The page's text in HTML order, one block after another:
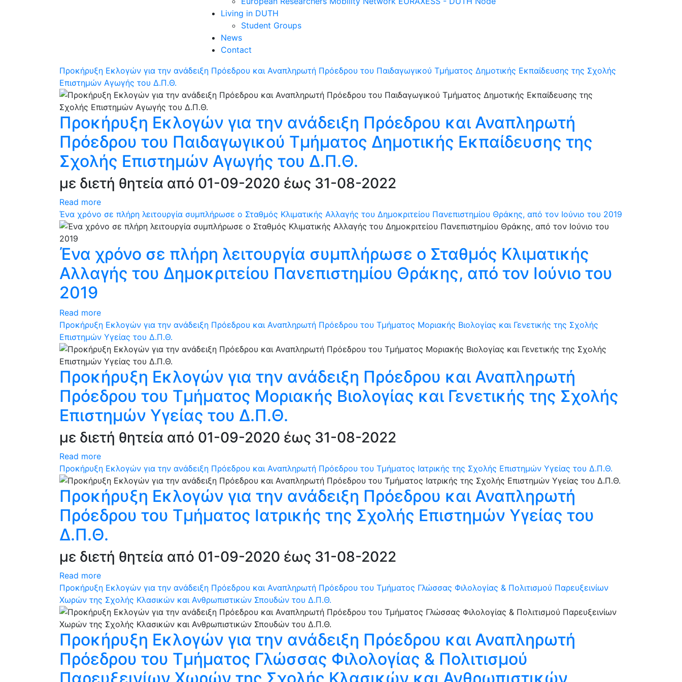
Living in DUTH
Student Groups
News
Contact
Προκήρυξη Εκλογών για την ανάδειξη Πρόεδρου και Αναπληρωτή Πρόεδρου του Παιδαγωγικού Τμήματος Δημοτικής Εκπαίδευσης της Σχολής
Επιστημών Αγωγής του Δ.Π.Θ.
Προκήρυξη Εκλογών για την ανάδειξη Πρόεδρου και Αναπληρωτή
Πρόεδρου του Παιδαγωγικού Τμήματος Δημοτικής Εκπαίδευσης της
Σχολής Επιστημών Αγωγής του Δ.Π.Θ.
με διετή θητεία από 01-09-2020 έως 31-08-2022
Read more
Ένα χρόνο σε πλήρη λειτουργία συμπλήρωσε ο Σταθμός Κλιματικής Αλλαγής του Δημοκριτείου Πανεπιστημίου Θράκης, από τον Ιούνιο του 2019
Ένα χρόνο σε πλήρη λειτουργία συμπλήρωσε ο Σταθμός Κλιματικής
Αλλαγής του Δημοκριτείου Πανεπιστημίου Θράκης, από τον Ιούνιο του
2019
Read more
Προκήρυξη Εκλογών για την ανάδειξη Πρόεδρου και Αναπληρωτή Πρόεδρου του Τμήματος Μοριακής Βιολογίας και Γενετικής της Σχολής
Επιστημών Υγείας του Δ.Π.Θ.
Προκήρυξη Εκλογών για την ανάδειξη Πρόεδρου και Αναπληρωτή
Πρόεδρου του Τμήματος Μοριακής Βιολογίας και Γενετικής της Σχολής
Επιστημών Υγείας του Δ.Π.Θ.
με διετή θητεία από 01-09-2020 έως 31-08-2022
Read more
Προκήρυξη Εκλογών για την ανάδειξη Πρόεδρου και Αναπληρωτή Πρόεδρου του Τμήματος Ιατρικής της Σχολής Επιστημών Υγείας του Δ.Π.Θ.
Προκήρυξη Εκλογών για την ανάδειξη Πρόεδρου και Αναπληρωτή
Πρόεδρου του Τμήματος Ιατρικής της Σχολής Επιστημών Υγείας του
Δ.Π.Θ.
με διετή θητεία από 01-09-2020 έως 31-08-2022
Read more
Προκήρυξη Εκλογών για την ανάδειξη Πρόεδρου και Αναπληρωτή Πρόεδρου του Τμήματος Γλώσσας Φιλολογίας & Πολιτισμού Παρευξεινίων
Χωρών της Σχολής Κλασικών και Ανθρωπιστικών Σπουδών του Δ.Π.Θ.
Προκήρυξη Εκλογών για την ανάδειξη Πρόεδρου και Αναπληρωτή
Πρόεδρου του Τμήματος Γλώσσας Φιλολογίας & Πολιτισμού